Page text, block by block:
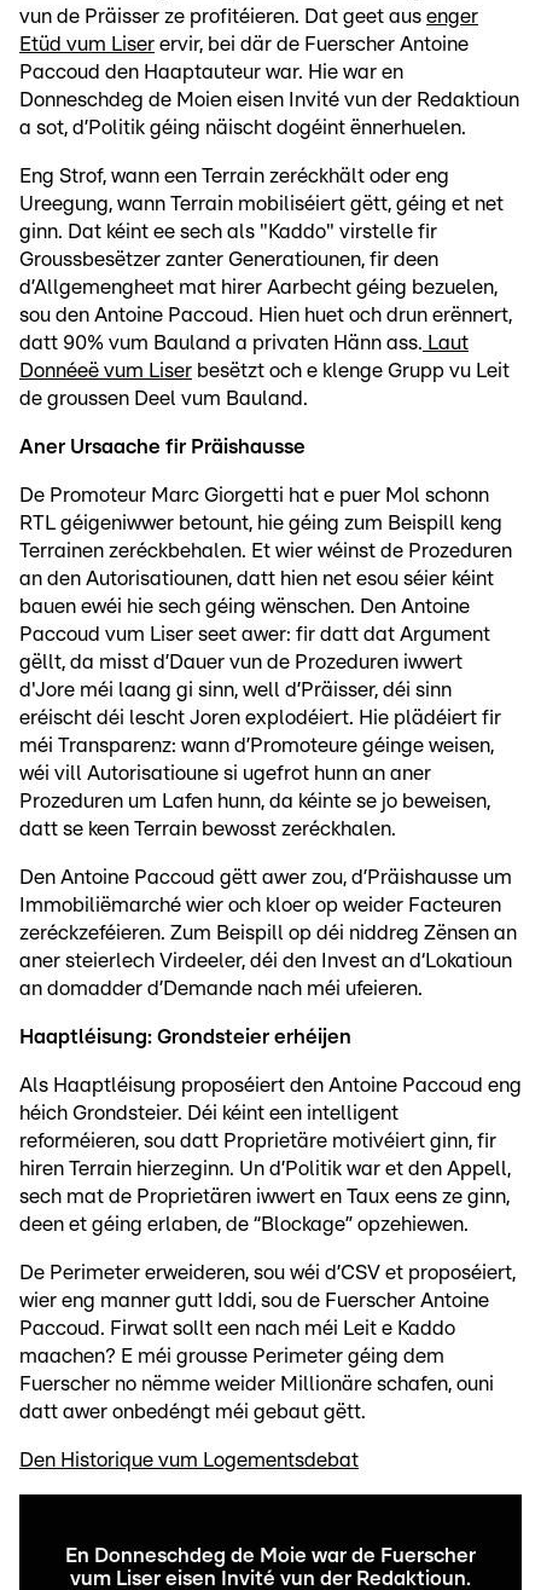
vun de Präisser ze profitéieren. Dat geet aus enger
Etüd vum Liser ervir, bei där de Fuerscher Antoine
Paccoud den Haaptauteur war. Hie war en
Donneschdeg de Moien eisen Invité vun der Redaktioun
a sot, d’Politik géing näischt dogéint ënnerhuelen.
Eng Strof, wann een Terrain zeréckhält oder eng
Ureegung, wann Terrain mobiliséiert gëtt, géing et net
ginn. Dat kéint ee sech als "Kaddo" virstelle fir
Groussbesëtzer zanter Generatiounen, fir deen
d’Allgemengheet mat hirer Aarbecht géing bezuelen,
sou den Antoine Paccoud. Hien huet och drun erënnert,
datt 90% vum Bauland a privaten Hänn ass. Laut
Donnéeë vum Liser besëtzt och e klenge Grupp vu Leit
de groussen Deel vum Bauland.
Aner Ursaache fir Präishausse
De Promoteur Marc Giorgetti hat e puer Mol schonn
RTL géigeniwwer betount, hie géing zum Beispill keng
Terrainen zeréckbehalen. Et wier wéinst de Prozeduren
an den Autorisatiounen, datt hien net esou séier kéint
bauen ewéi hie sech géing wënschen. Den Antoine
Paccoud vum Liser seet awer: fir datt dat Argument
gëllt, da misst d’Dauer vun de Prozeduren iwwert
d'Jore méi laang gi sinn, well d’Präisser, déi sinn
eréischt déi lescht Joren explodéiert. Hie plädéiert fir
méi Transparenz: wann d’Promoteure géinge weisen,
wéi vill Autorisatioune si ugefrot hunn an aner
Prozeduren um Lafen hunn, da kéinte se jo beweisen,
datt se keen Terrain bewosst zeréckhalen.
Den Antoine Paccoud gëtt awer zou, d’Präishausse um
Immobiliëmarché wier och kloer op weider Facteuren
zeréckzeféieren. Zum Beispill op déi niddreg Zënsen an
aner steierlech Virdeeler, déi den Invest an d‘Lokatioun
an domadder d’Demande nach méi ufeieren.
Haaptléisung: Grondsteier erhéijen
Als Haaptléisung proposéiert den Antoine Paccoud eng
héich Grondsteier. Déi kéint een intelligent
reforméieren, sou datt Proprietäre motivéiert ginn, fir
hiren Terrain hierzeginn. Un d’Politik war et den Appell,
sech mat de Proprietären iwwert en Taux eens ze ginn,
deen et géing erlaben, de “Blockage” opzehiewen.
De Perimeter erweideren, sou wéi d’CSV et proposéiert,
wier eng manner gutt Iddi, sou de Fuerscher Antoine
Paccoud. Firwat sollt een nach méi Leit e Kaddo
maachen? E méi grousse Perimeter géing dem
Fuerscher no nëmme weider Millionäre schafen, ouni
datt awer onbedéngt méi gebaut gëtt.
Den Historique vum Logementsdebat
En Donneschdeg de Moie war de Fuerscher
vum Liser eisen Invité vun der Redaktioun.